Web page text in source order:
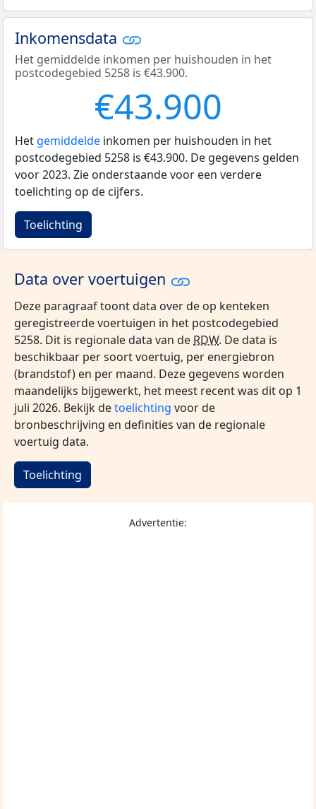
Inkomensdata
Het gemiddelde inkomen per huishouden in het
postcodegebied 5258 is €43.900.
€43.900
Het gemiddelde inkomen per huishouden in het
postcodegebied 5258 is €43.900. De gegevens gelden
voor 2023. Zie onderstaande voor een verdere
toelichting op de cijfers.
Toelichting
Data over voertuigen
Deze paragraaf toont data over de op kenteken
geregistreerde voertuigen in het postcodegebied
5258. Dit is regionale data van de RDW. De data is
beschikbaar per soort voertuig, per energiebron
(brandstof) en per maand. Deze gegevens worden
maandelijks bijgewerkt, het meest recent was dit op 1
juli 2026. Bekijk detoelichting voor de
bronbeschrijving en definities van de regionale
voertuig data.
Toelichting
Advertentie: